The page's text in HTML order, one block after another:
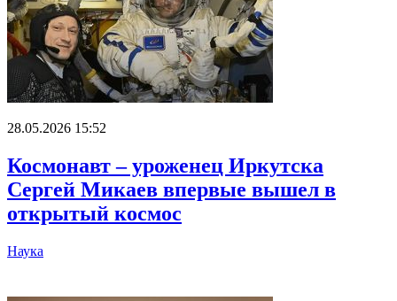
28.05.2026 15:52
Космонавт – уроженец Иркутска
Сергей Микаев впервые вышел в
открытый космос
Наука